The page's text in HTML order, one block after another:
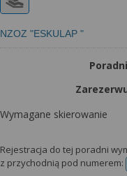
NZOZ "ESKULAP "
Wymagane skierowanie
Rejestracja do tej poradni
z przychodnią pod numerem: